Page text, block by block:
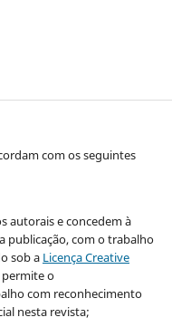
com os seguintes
autorais e concedem à
publicação, com o trabalho
sob a Licença Creative
o
com reconhecimento
nesta revista;